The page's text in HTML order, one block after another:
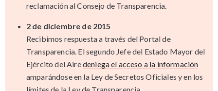
reclamación al Consejo de Transparencia.
2 de diciembre de 2015
Recibimos respuesta a través del Portal de
Transparencia. El segundo Jefe del Estado Mayor del
Ejército del Airedeniega el acceso a la información
amparándose en la Ley de Secretos Oficiales y en los
límites de la Ley de Transparencia.